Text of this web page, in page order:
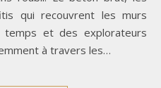
qui recouvrent les murs
temps et des explorateurs
à travers les…